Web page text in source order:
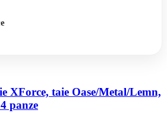
XForce, taie Oase/Metal/Lemn,
panze